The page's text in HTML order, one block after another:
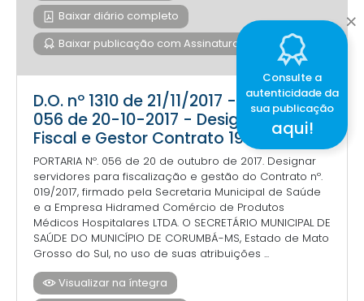
Baixar diário completo
Baixar publicação com Assinatura Digital
D.O. nº 1310 de 21/11/2017 - Portaria
056 de 20-10-2017 - Designação de
Fiscal e Gestor Contrato 19-2017 (1)
PORTARIA Nº. 056 de 20 de outubro de 2017. Designar
servidores para fiscalização e gestão do Contrato nº.
019/2017, firmado pela Secretaria Municipal de Saúde
e a Empresa Hidramed Comércio de Produtos
Médicos Hospitalares LTDA. O SECRETÁRIO MUNICIPAL DE
SAÚDE DO MUNICÍPIO DE CORUMBÁ-MS, Estado de Mato
Grosso do Sul, no uso de suas atribuições ...
Visualizar na íntegra
Consulte a
autenticidade da
sua publicação
aqui!